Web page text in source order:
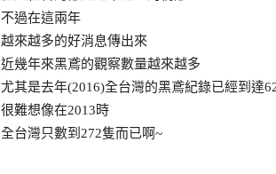
不過在這兩年
越來越多的好消息傳出來
近幾年來黑鳶的觀察數量越來越多
尤其是去年(2016)全台灣的黑鳶紀錄已經到達
很難想像在2013時
全台灣只數到272隻而已啊~